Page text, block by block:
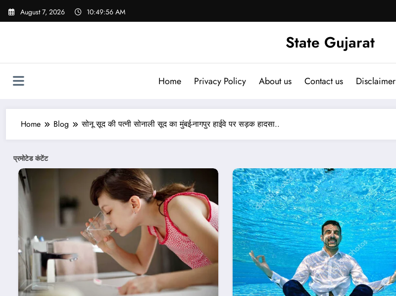
Skip
August 7, 2026 10:49:57 AM
State Gujarat
Home Privacy Policy About us Contact us Disclaimer
Home Blog सोनू सूद की पत्नी सोनाली सूद का मुंबई-नागपुर हाईवे पर सड़क हादसा..